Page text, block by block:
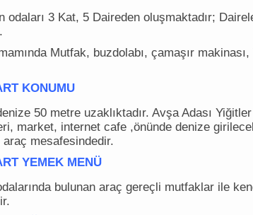
odaları 3 Kat, 5 Daireden oluşmaktadır;
Mutfak, buzdolabı, çamaşır
KONUMU
50 metre uzaklıktadır. Avşa Adası
market, internet cafe ,önünde denize
araç mesafesindedir.
YEMEK MENÜ
bulunan araç gereçli mutfaklar ile